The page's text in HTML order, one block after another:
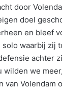
door
doel
en bleef
waarbij zij
achter
wilden we
van Volendam